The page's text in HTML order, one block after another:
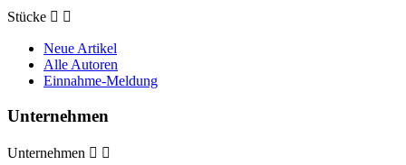
Stücke  
Neue Artikel
Alle Autoren
Einnahme-Meldung
Unternehmen
Unternehmen  